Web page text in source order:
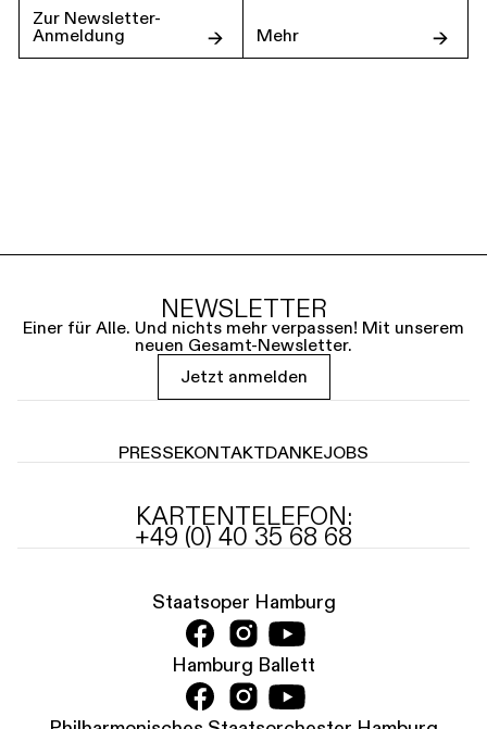
Zur Newsletter-
Anmeldung
Mehr
NEWSLETTER
Einer für Alle. Und nichts mehr verpassen! Mit unserem
neuen Gesamt-Newsletter.
Jetzt anmelden
PRESSEKONTAKTDANKEJOBS
KARTENTELEFON:
+49 (0) 40 35 68 68
Staatsoper Hamburg
Hamburg Ballett